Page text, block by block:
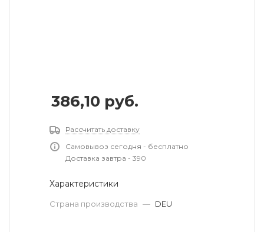
386,10 руб.
Рассчитать доставку
Самовывоз сегодня - бесплатно
Доставка завтра - 390
Характеристики
Страна производства — DEU